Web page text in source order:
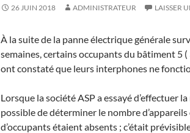
26 JUIN 2018 ADMINISTRATEUR LAISSER
À la suite de la panne électrique générale
semaines, certains occupants du bâtiment 5 (
ont constaté que leurs interphones ne
Lorsque la société ASP a essayé d’effectuer
possible de déterminer le nombre
d’occupants étaient absents ; c’était